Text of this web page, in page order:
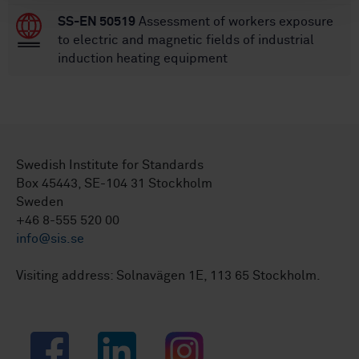
SS-EN 50519 Assessment of workers exposure
to electric and magnetic fields of industrial
induction heating equipment
Swedish Institute for Standards
Box 45443, SE-104 31 Stockholm
Sweden
+46 8-555 520 00
info@sis.se
Visiting address: Solnavägen 1E, 113 65 Stockholm.
Facebook LinkedIn Instagram